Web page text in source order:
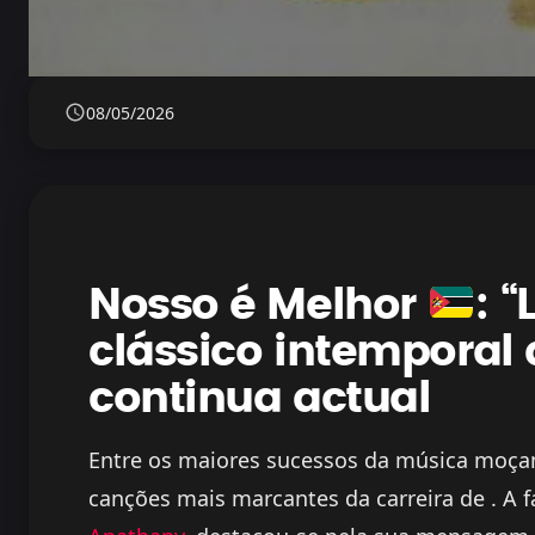
08/05/2026
Nosso é Melhor
:
clássico intemporal
continua actual
Entre os maiores sucessos da música
canções mais marcantes da carreira de .